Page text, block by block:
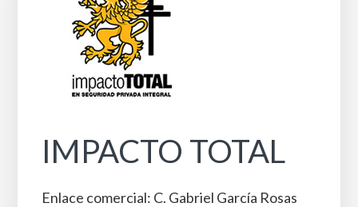
IMPACTO TOTAL
Enlace comercial: C. Gabriel García Rosas